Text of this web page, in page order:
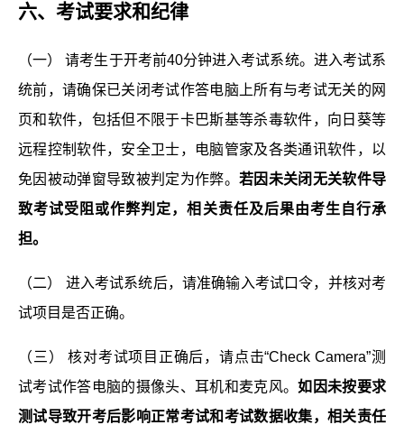
六、 考试要求和纪律
（一） 请考生于开考前40分钟进入考试系统。进入考试系
统前，请确保已关闭考试作答电脑上所有与考试无关的网
页和软件，包括但不限于卡巴斯基等杀毒软件，向日葵等
远程控制软件，安全卫士，电脑管家及各类通讯软件，以
免因被动弹窗导致被判定为作弊。 若因未关闭无关软件导
致考试受阻或作弊判定，相关责任及后果由考生自行承
担。
（二） 进入考试系统后，请准确输入考试口令，并核对考
试项目是否正确。
（三） 核对考试项目正确后，请点击“Check Camera”测
试考试作答电脑的摄像头、耳机和麦克风。如因未按要求
测试导致开考后影响正常考试和考试数据收集，相关责任